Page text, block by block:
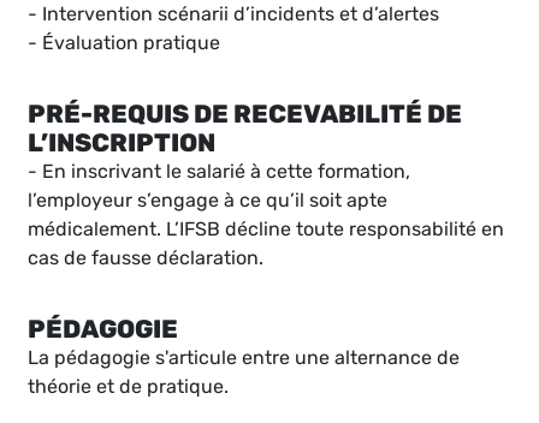
- Intervention scénarii d’incidents et d’alertes
- Évaluation pratique
PRÉ-REQUIS DE RECEVABILITÉ DE
L’INSCRIPTION
- En inscrivant le salarié à cette formation,
l’employeur s’engage à ce qu’il soit apte
médicalement. L’IFSB décline toute responsabilité en
cas de fausse déclaration.
PÉDAGOGIE
La pédagogie s'articule entre une alternance de
théorie et de pratique.